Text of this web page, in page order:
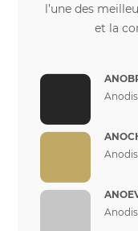
l’une des
et la